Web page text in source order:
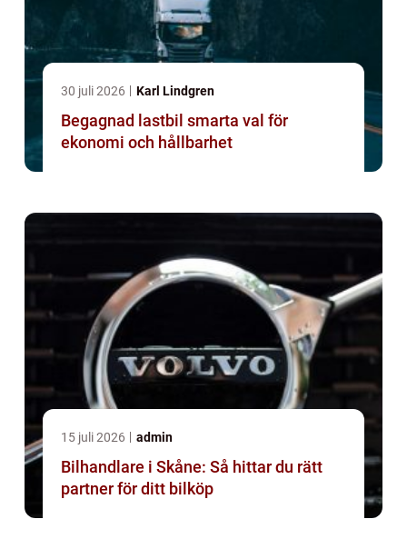
30 juli 2026 Karl Lindgren
Begagnad lastbil smarta val för
ekonomi och hållbarhet
15 juli 2026 admin
Bilhandlare i Skåne: Så hittar du rätt
partner för ditt bilköp